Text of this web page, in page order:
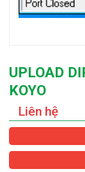
UPLOAD
KOYO
Liên hệ